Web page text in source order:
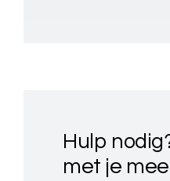
Hulp
met je mee